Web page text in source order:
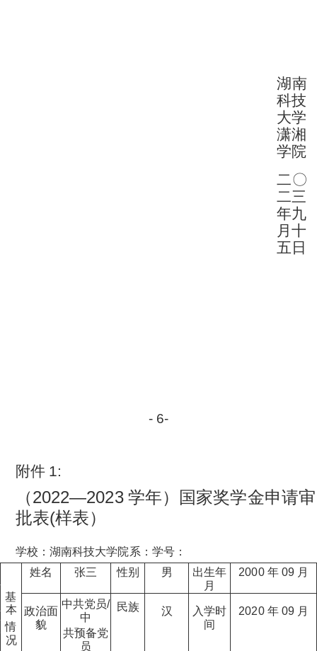
湖南
科技
大学
潇湘
学院
二〇
二三
年九
月十
五 日
- 6-
附件 1:
（2022—2023 学年） 国家奖学金申请审
批表(样表）
学校 ： 湖南科技大学院系： 学号：
基
本
情
况
姓名 张三 性别 男
出生年
月
2000 年 09 月
政治面
貌
中共党 员/
中
共预备党
员
民族 汉
入学时
间
2020 年 09 月